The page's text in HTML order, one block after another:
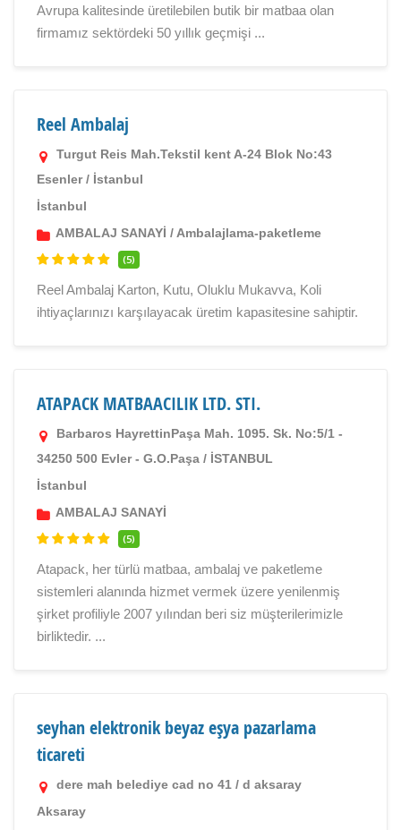
Avrupa kalitesinde üretilebilen butik bir matbaa olan
firmamız sektördeki 50 yıllık geçmişi ...
Reel Ambalaj
Turgut Reis Mah.Tekstil kent A-24 Blok No:43
Esenler / İstanbul
İstanbul
AMBALAJ SANAYİ / Ambalajlama-paketleme
(5)
Reel Ambalaj Karton, Kutu, Oluklu Mukavva, Koli
ihtiyaçlarınızı karşılayacak üretim kapasitesine sahiptir.
ATAPACK MATBAACILIK LTD. STI.
Barbaros HayrettinPaşa Mah. 1095. Sk. No:5/1 -
34250 500 Evler - G.O.Paşa / İSTANBUL
İstanbul
AMBALAJ SANAYİ
(5)
Atapack, her türlü matbaa, ambalaj ve paketleme
sistemleri alanında hizmet vermek üzere yenilenmiş
şirket profiliyle 2007 yılından beri siz müşterilerimizle
birliktedir. ...
seyhan elektronik beyaz eşya pazarlama
ticareti
dere mah belediye cad no 41 / d aksaray
Aksaray